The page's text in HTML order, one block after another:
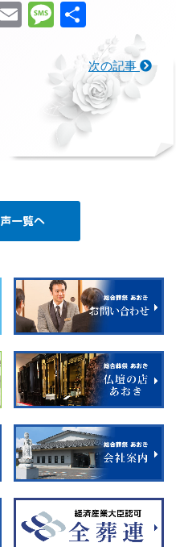
Messenger
EmailMessage
有
次の記事
一覧へ